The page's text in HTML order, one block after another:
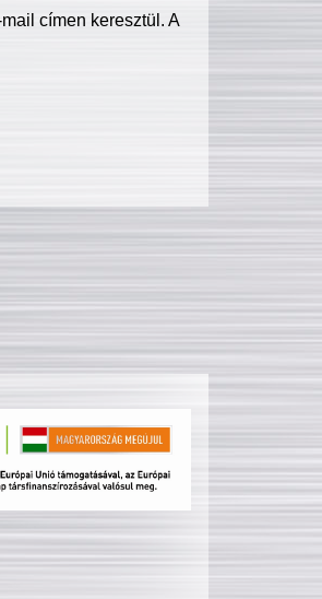
címen keresztül. A